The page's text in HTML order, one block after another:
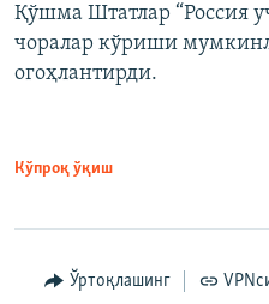
Қўшма Штатлар “Россия
чоралар кўриши
огоҳлантирди.
Кўпроқ ўқиш
Ўртоқлашинг